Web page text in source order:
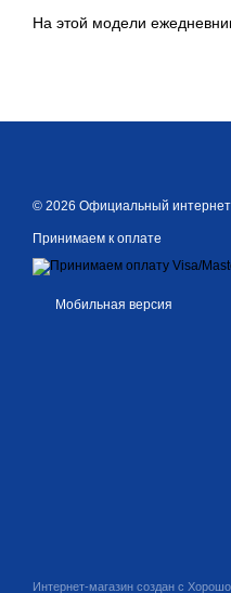
На этой модели
© 2026 Официальный
Принимаем к оплате
Мобильная версия
Интернет-магазин создан с